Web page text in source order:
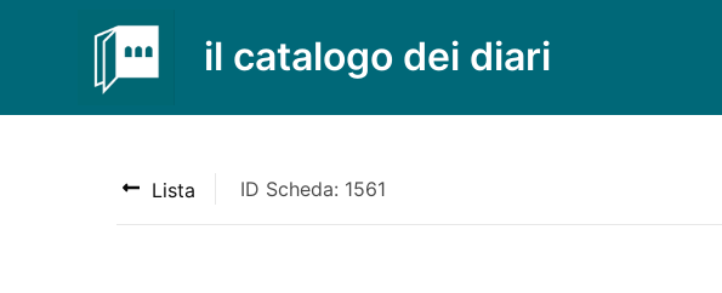
il catalogo dei diari
Lista ID Scheda: 1561